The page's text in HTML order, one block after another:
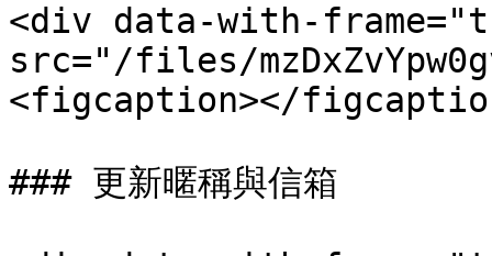
<div data-with-
src="/files/
<figcaption></
### 更新暱稱與信箱